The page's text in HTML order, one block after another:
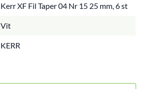
Kerr XF Fil Taper 04 Nr 15 25 mm, 6 st
Vit
KERR